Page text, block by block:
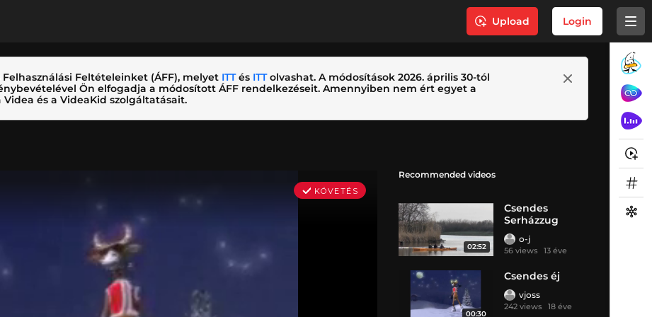
Upload Login
Feltételeinket (ÁFF), melyet ITTés ITTolvashat. A módosítások 2026. április 30-tól
Ön elfogadja a módosított ÁFF rendelkezéseit. Amennyiben nem ért egyet a
és a VideaKid szolgáltatásait.
Recommended videos
02:52
Csendes
Serházzug
o-j
56 views 13 éve
00:30
Csendes éj
vjoss
242 views 18 éve